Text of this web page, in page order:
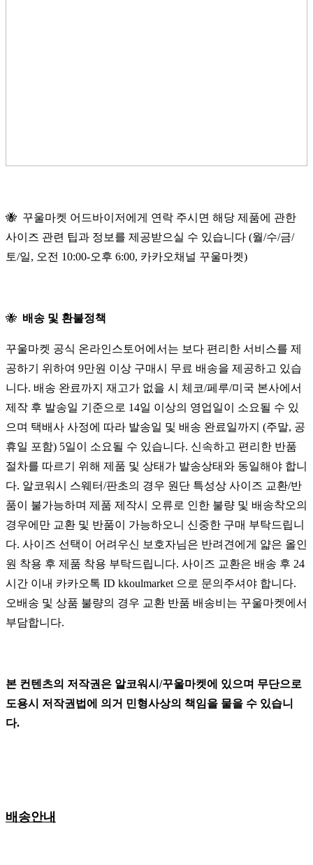
🐝 꾸울마켓 어드바이저에게 연락 주시면 해당 제품에 관한
사이즈 관련 팁과 정보를 제공받으실 수 있습니다 (월/수/금/
토/일, 오전 10:00-오후 6:00, 카카오채널 꾸울마켓)
🐝 배송 및 환불정책
꾸울마켓 공식 온라인스토어에서는 보다 편리한 서비스를 제
공하기 위하여 9만원 이상 구매시 무료 배송을 제공하고 있습
니다. 배송 완료까지 재고가 없을 시 체코/페루/미국 본사에서
제작 후 발송일 기준으로 14일 이상의 영업일이 소요될 수 있
으며 택배사 사정에 따라 발송일 및 배송 완료일까지 (주말, 공
휴일 포함) 5일이 소요될 수 있습니다. 신속하고 편리한 반품
절차를 따르기 위해 제품 및 상태가 발송상태와 동일해야 합니
다. 알코워시 스웨터/판초의 경우 원단 특성상 사이즈 교환/반
품이 불가능하며 제품 제작시 오류로 인한 불량 및 배송착오의
경우에만 교환 및 반품이 가능하오니 신중한 구매 부탁드립니
다. 사이즈 선택이 어려우신 보호자님은 반려견에게 얇은 올인
원 착용 후 제품 착용 부탁드립니다. 사이즈 교환은 배송 후 24
시간 이내 카카오톡 ID kkoulmarket 으로 문의주셔야 합니다.
오배송 및 상품 불량의 경우 교환 반품 배송비는 꾸울마켓에서
부담합니다.
본 컨텐츠의 저작권은 알코워시/꾸울마켓에 있으며 무단으로
도용시 저작권법에 의거 민형사상의 책임을 물을 수 있습니
다.
배송안내